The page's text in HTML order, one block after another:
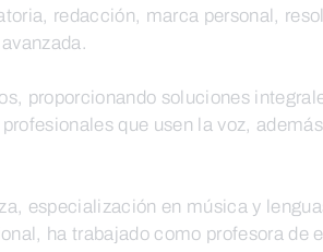
redacción, marca personal,
proporcionando soluciones
que usen la voz,
especialización en música y
ha trabajado como profesora de